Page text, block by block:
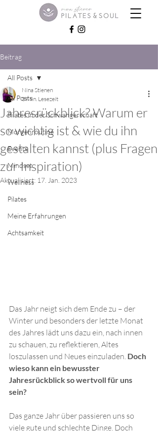
Beitrag
All Posts
Pilates in der Schwangerschaft
Morgenroutine
Events
Mindset
Wellness
Pilates
Meine Erfahrungen
Achtsamkeit
All Posts
Jahresrückblick? Warum er
so wichtig ist & wie du ihn
gestalten kannst (plus Fragen
zur Inspiration)
Nina Stienen
3 Min. Lesezeit
Aktualisiert: 17. Jan. 2023
Das Jahr neigt sich dem Ende zu – der
Winter und besonders der letzte Monat
des Jahres lädt uns dazu ein, nach innen
zu schauen, zu reflektieren, Altes
loszulassen und Neues einzuladen. Doch
wieso kann ein bewusster
Jahresrückblick so wertvoll für uns
sein?
Das ganze Jahr über passieren uns so
viele gute und schlechte Dinge. Doch